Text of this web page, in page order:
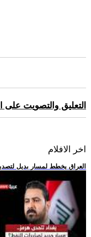
التعليق والتصويت
اخر الافلام
.. العراق يخطط لمسار بديل